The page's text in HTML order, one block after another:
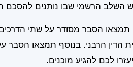
השלב הרשמי שבו נותנים להסכם
תמצאו הסבר מסודר על שתי
הדין הרבני. בנוסף תמצאו הסבר
לכם להגיע מוכנים.